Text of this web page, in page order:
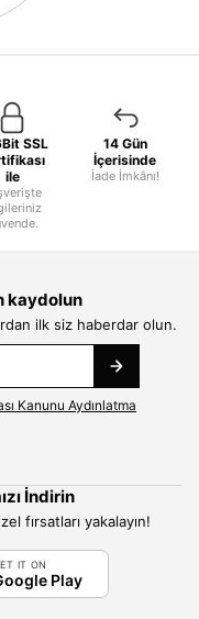
SSL
ile
14 Gün
İçerisinde
İade İmkânı!
kaydolun
ilk siz haberdar olun.
Kanunu Aydınlatma
İndirin
fırsatları yakalayın!
IT ON
Play